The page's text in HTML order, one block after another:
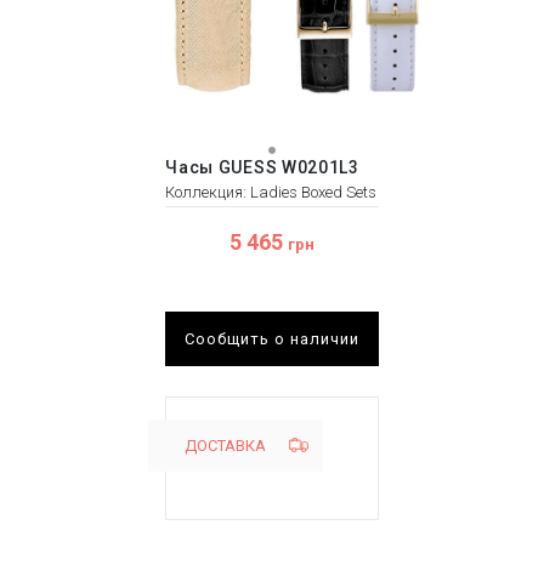
Часы GUESS W0201L3
Коллекция: Ladies Boxed Sets
5 465 грн
Сообщить о наличии
ДОСТАВКА